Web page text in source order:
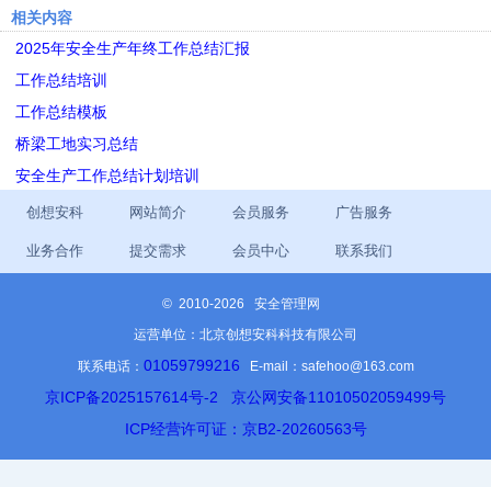
相关内容
2025年安全生产年终工作总结汇报
工作总结培训
工作总结模板
桥梁工地实习总结
安全生产工作总结计划培训
创想安科 网站简介 会员服务 广告服务
业务合作 提交需求 会员中心 联系我们
© 2010-2026 安全管理网
运营单位：北京创想安科科技有限公司
联系电话： 01059799216 E-mail：safehoo@163.com
京ICP备2025157614号-2
京公网安备11010502059499号
ICP经营许可证：京B2-20260563号